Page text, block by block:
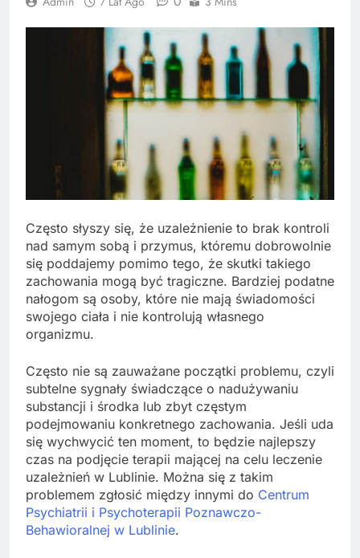
Często słyszy się, że uzależnienie to brak kontroli
nad samym sobą i przymus, któremu dobrowolnie
się poddajemy pomimo tego, że skutki takiego
zachowania mogą być tragiczne. Bardziej podatne
nałogom są osoby, które nie mają świadomości
swojego ciała i nie kontrolują własnego
organizmu.
Często nie są zauważane początki problemu, czyli
subtelne sygnały świadczące o nadużywaniu
substancji i środka lub zbyt częstym
podejmowaniu konkretnego zachowania. Jeśli uda
się wychwycić ten moment, to będzie najlepszy
czas na podjęcie terapii mającej na celu leczenie
uzależnień w Lublinie. Można się z takim
problemem zgłosić między innymi do Centrum
Psychiatrii i Psychoterapii Poznawczo-
Behawioralnej w Lublinie.